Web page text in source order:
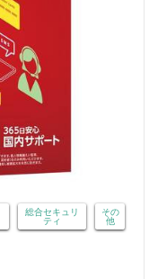
総合セキュリ
ティ
その
他